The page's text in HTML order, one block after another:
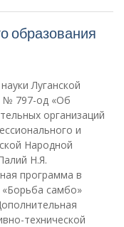
образования
Луганской
№ 797-од «Об
организаций
и
Народной
Н.Я.
программа в
самбо»
технической